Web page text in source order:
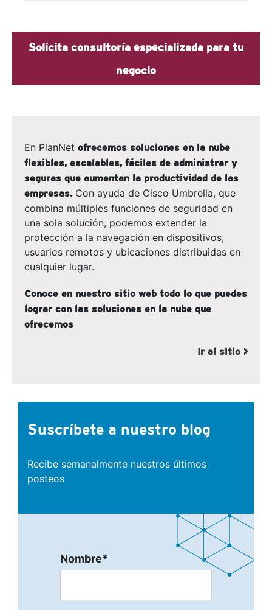
Solicita consultoría especializada para tu
negocio
En PlanNetofrecemos soluciones en la nube
flexibles, escalables, fáciles de administrar y
seguras que aumentan la productividad de las
empresas.Con ayuda de Cisco Umbrella, que
combina múltiples funciones de seguridad en
una sola solución, podemos extender la
protección a la navegación en dispositivos,
usuarios remotos y ubicaciones distribuidas en
cualquier lugar.
Conoce en nuestro sitio web todo lo que puedes
lograr con las soluciones en la nube que
ofrecemos
Ir al sitio >
Suscríbete a nuestro blog
Recibe semanalmente nuestros últimos
posteos
Nombre*